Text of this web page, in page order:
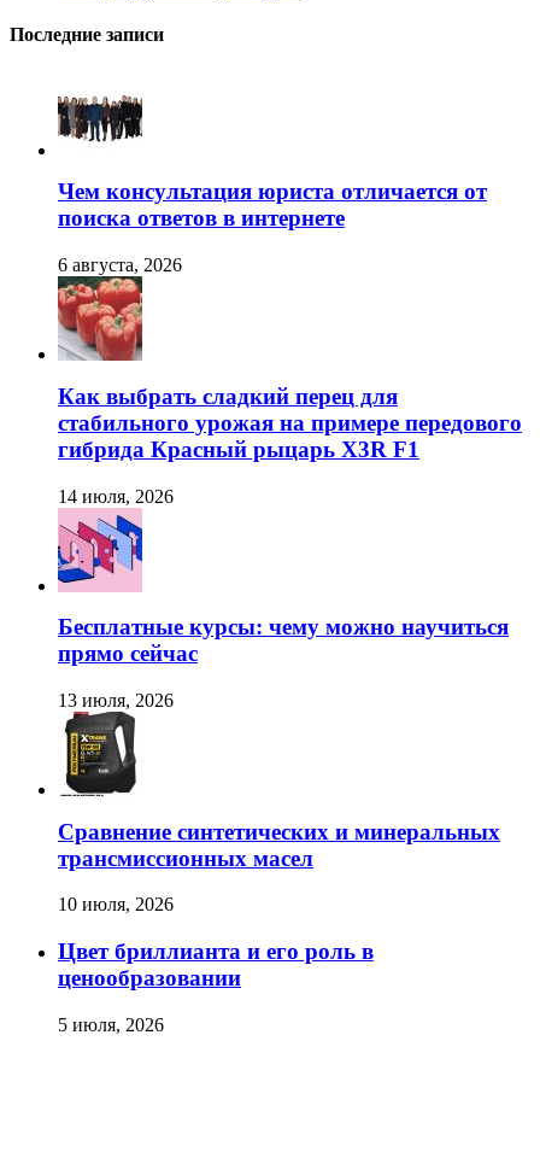
Последние записи
Чем консультация юриста отличается от
поиска ответов в интернете
6 августа, 2026
Как выбрать сладкий перец для
стабильного урожая на примере передового
гибрида Красный рыцарь X3R F1
14 июля, 2026
Бесплатные курсы: чему можно научиться
прямо сейчас
13 июля, 2026
Сравнение синтетических и минеральных
трансмиссионных масел
10 июля, 2026
Цвет бриллианта и его роль в
ценообразовании
5 июля, 2026